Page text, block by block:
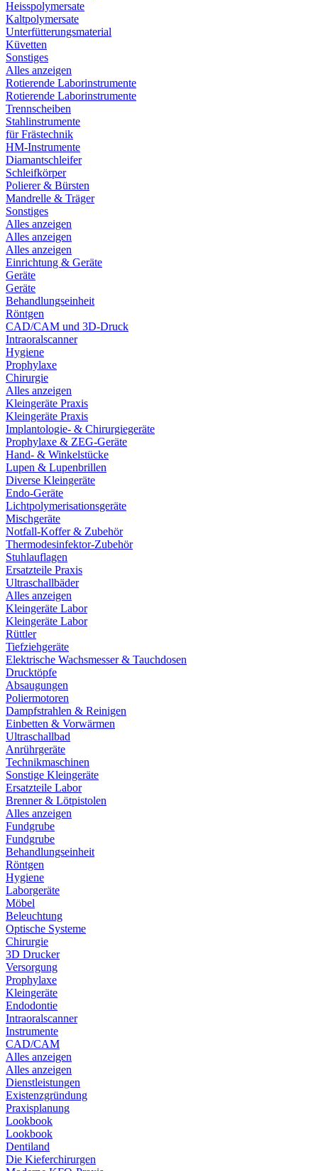
Heisspolymersate
Kaltpolymersate
Unterfütterungsmaterial
Küvetten
Sonstiges
Alles anzeigen
Rotierende Laborinstrumente
Rotierende Laborinstrumente
Trennscheiben
Stahlinstrumente
für Frästechnik
HM-Instrumente
Diamantschleifer
Schleifkörper
Polierer & Bürsten
Mandrelle & Träger
Sonstiges
Alles anzeigen
Alles anzeigen
Alles anzeigen
Einrichtung & Geräte
Geräte
Geräte
Behandlungseinheit
Röntgen
CAD/CAM und 3D-Druck
Intraoralscanner
Hygiene
Prophylaxe
Chirurgie
Alles anzeigen
Kleingeräte Praxis
Kleingeräte Praxis
Implantologie- & Chirurgiegeräte
Prophylaxe & ZEG-Geräte
Hand- & Winkelstücke
Lupen & Lupenbrillen
Diverse Kleingeräte
Endo-Geräte
Lichtpolymerisationsgeräte
Mischgeräte
Notfall-Koffer & Zubehör
Thermodesinfektor-Zubehör
Stuhlauflagen
Ersatzteile Praxis
Ultraschallbäder
Alles anzeigen
Kleingeräte Labor
Kleingeräte Labor
Rüttler
Tiefziehgeräte
Elektrische Wachsmesser & Tauchdosen
Drucktöpfe
Absaugungen
Poliermotoren
Dampfstrahlen & Reinigen
Einbetten & Vorwärmen
Ultraschallbad
Anrührgeräte
Technikmaschinen
Sonstige Kleingeräte
Ersatzteile Labor
Brenner & Lötpistolen
Alles anzeigen
Fundgrube
Fundgrube
Behandlungseinheit
Röntgen
Hygiene
Laborgeräte
Möbel
Beleuchtung
Optische Systeme
Chirurgie
3D Drucker
Versorgung
Prophylaxe
Kleingeräte
Endodontie
Intraoralscanner
Instrumente
CAD/CAM
Alles anzeigen
Alles anzeigen
Dienstleistungen
Existenzgründung
Praxisplanung
Lookbook
Lookbook
Dentiland
Die Kieferchirurgen